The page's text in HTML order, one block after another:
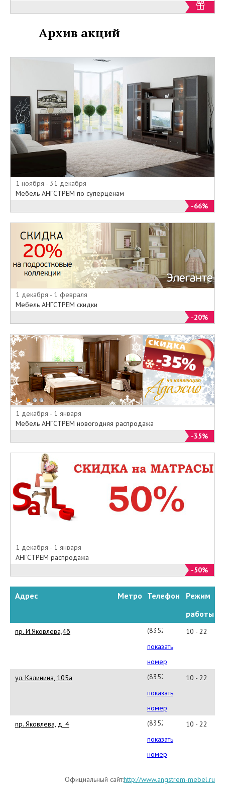
Архив акций
1 ноября - 31 декабря
Мебель АНГСТРЕМ по суперценам
-66%
1 декабря - 1 февраля
Мебель АНГСТРЕМ скидки
-20%
1 декабря - 1 января
Мебель АНГСТРЕМ новогодняя распродажа
-35%
1 декабря - 1 января
АНГСТРЕМ распродажа
-50%
Адрес Метро Телефон
Режим
работы
пр. И.Яковлева,4б
(8352)
63-
92-
23
показать
номер
10 - 22
ул. Калинина, 105а
(8352)
28-
19-
30
показать
номер
10 - 22
пр. Яковлева, д. 4
(8352)
63-
95-
показать
номер
10 - 22
Официальный сайт:http://www.angstrem-mebel.ru